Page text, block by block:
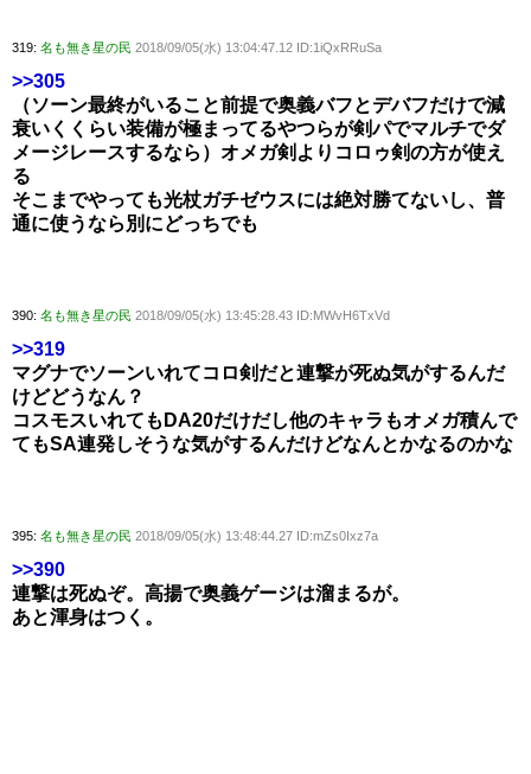
319: 名も無き星の民 2018/09/05(水) 13:04:47.12 ID:1iQxRRuSa
>>305
（ソーン最終がいること前提で奥義バフとデバフだけで減
衰いくくらい装備が極まってるやつらが剣パでマルチでダ
メージレースするなら）オメガ剣よりコロゥ剣の方が使え
る
そこまでやっても光杖ガチゼウスには絶対勝てないし、普
通に使うなら別にどっちでも
390: 名も無き星の民 2018/09/05(水) 13:45:28.43 ID:MWvH6TxVd
>>319
マグナでソーンいれてコロ剣だと連撃が死ぬ気がするんだ
けどどうなん？
コスモスいれてもDA20だけだし他のキャラもオメガ積んで
てもSA連発しそうな気がするんだけどなんとかなるのかな
395: 名も無き星の民 2018/09/05(水) 13:48:44.27 ID:mZs0Ixz7a
>>390
連撃は死ぬぞ。高揚で奥義ゲージは溜まるが。
あと渾身はつく。